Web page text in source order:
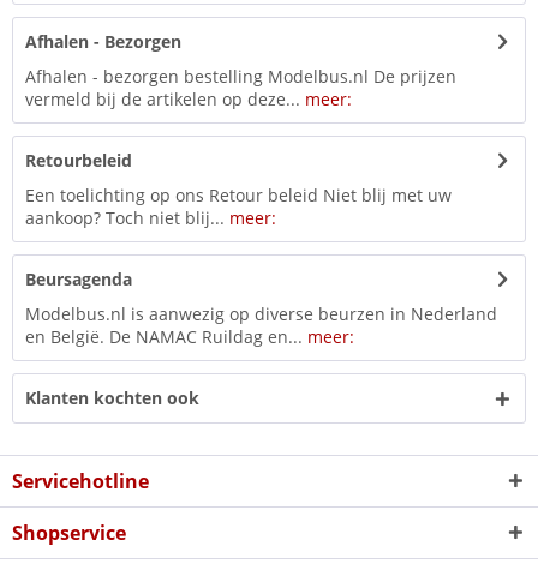
Afhalen - Bezorgen
Afhalen - bezorgen bestelling Modelbus.nl De prijzen
vermeld bij de artikelen op deze... meer:
Retourbeleid
Een toelichting op ons Retour beleid Niet blij met uw
aankoop? Toch niet blij... meer:
Beursagenda
Modelbus.nl is aanwezig op diverse beurzen in Nederland
en België. De NAMAC Ruildag en... meer:
Klanten kochten ook
Servicehotline
Shopservice